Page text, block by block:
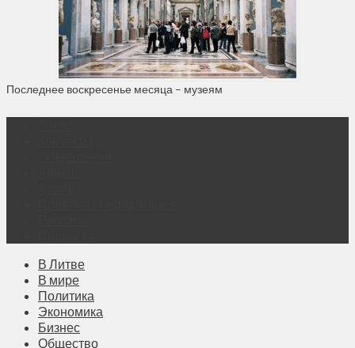
Последнее воскресенье месяца – музеям
В Литве
В мире
Политика
Экономика
Бизнес
Общество